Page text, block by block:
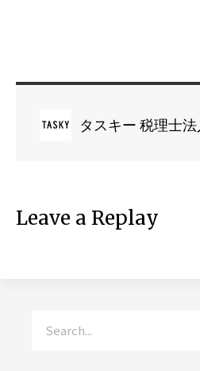
タスキー 税理士法
Leave a Replay